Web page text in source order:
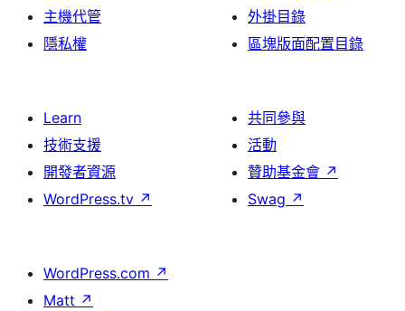
主機代管
隱私權
外掛目錄
區塊版面配置目錄
Learn
技術支援
開發者資源
WordPress.tv ↗
共同參與
活動
贊助基金會 ↗
Swag ↗
WordPress.com ↗
Matt ↗